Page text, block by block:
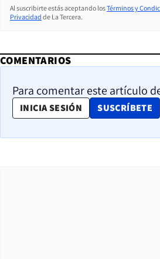
Al suscribirte estás aceptando losTérminos y
Privacidad de La Tercera.
COMENTARIOS
Para comentar este artículo
INICIA SESIÓN SUSCRÍBETE
OPENS IN